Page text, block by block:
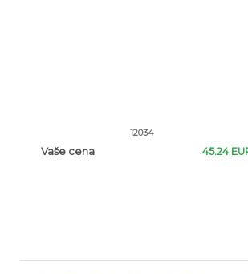
12034
Vaše cena 45.24